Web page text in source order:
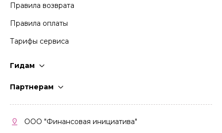
Правила возврата
Правила оплаты
Тарифы сервиса
Гидам
Партнерам
Кабинет партнера
ООО "Финансовая инициатива"